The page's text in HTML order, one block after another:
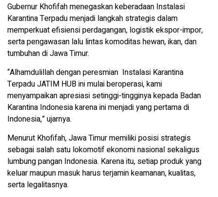
Gubernur Khofifah menegaskan keberadaan Instalasi
Karantina Terpadu menjadi langkah strategis dalam
memperkuat efisiensi perdagangan, logistik ekspor-impor,
serta pengawasan lalu lintas komoditas hewan, ikan, dan
tumbuhan di Jawa Timur.
“Alhamdulillah dengan peresmian Instalasi Karantina
Terpadu JATIM HUB ini mulai beroperasi, kami
menyampaikan apresiasi setinggi-tingginya kepada Badan
Karantina Indonesia karena ini menjadi yang pertama di
Indonesia,” ujarnya.
Menurut Khofifah, Jawa Timur memiliki posisi strategis
sebagai salah satu lokomotif ekonomi nasional sekaligus
lumbung pangan Indonesia. Karena itu, setiap produk yang
keluar maupun masuk harus terjamin keamanan, kualitas,
serta legalitasnya.